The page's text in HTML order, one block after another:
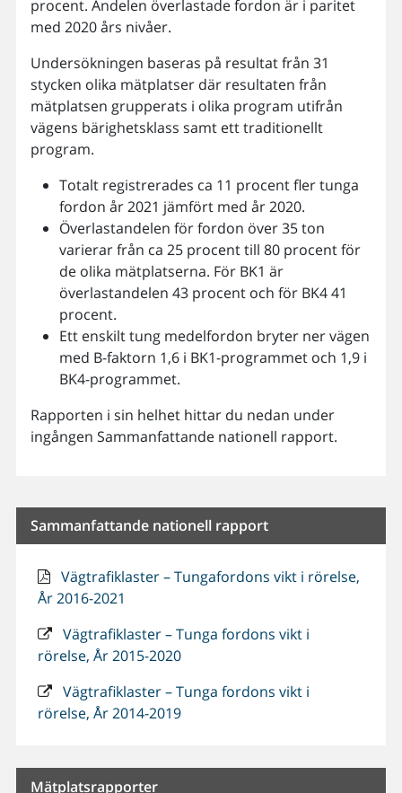
procent. Andelen överlastade fordon är i paritet
med 2020 års nivåer.
Undersökningen baseras på resultat från 31
stycken olika mätplatser där resultaten från
mätplatsen grupperats i olika program utifrån
vägens bärighetsklass samt ett traditionellt
program.
Totalt registrerades ca 11 procent fler tunga
fordon år 2021 jämfört med år 2020.
Överlastandelen för fordon över 35 ton
varierar från ca 25 procent till 80 procent för
de olika mätplatserna. För BK1 är
överlastandelen 43 procent och för BK4 41
procent.
Ett enskilt tung medelfordon bryter ner vägen
med B-faktorn 1,6 i BK1-programmet och 1,9 i
BK4-programmet.
Rapporten i sin helhet hittar du nedan under
ingången Sammanfattande nationell rapport.
Sammanfattande nationell rapport
Vägtrafiklaster – Tungafordons vikt i rörelse,
År 2016-2021
Vägtrafiklaster – Tunga fordons vikt i
rörelse, År 2015-2020
Vägtrafiklaster – Tunga fordons vikt i
rörelse, År 2014-2019
Mätplatsrapporter